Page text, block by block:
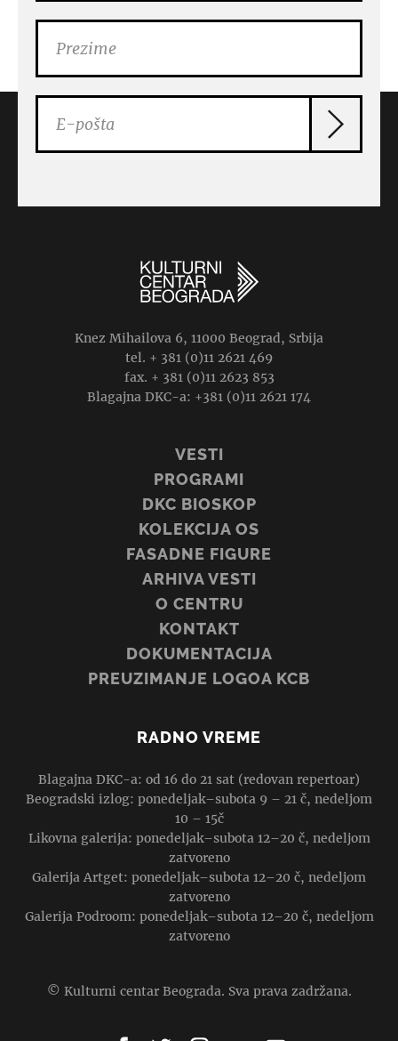
Knez Mihailova 6, 11000 Beograd, Srbija
tel. + 381 (0)11 2621 469
fax. + 381 (0)11 2623 853
Blagajna DKC-a: +381 (0)11 2621 174
VESTI
PROGRAMI
DKC BIOSKOP
KOLEKCIJA OS
FASADNE FIGURE
ARHIVA VESTI
O CENTRU
KONTAKT
DOKUMENTACIJA
PREUZIMANJE LOGOA KCB
RADNO VREME
Blagajna DKC-a: od 16 do 21 sat (redovan repertoar)
Beogradski izlog: ponedeljak–subota 9 – 21 č, nedeljom
10 – 15č
Likovna galerija: ponedeljak–subota 12–20 č, nedeljom
zatvoreno
Galerija Artget: ponedeljak–subota 12–20 č, nedeljom
zatvoreno
Galerija Podroom: ponedeljak–subota 12–20 č, nedeljom
zatvoreno
© Kulturni centar Beograda. Sva prava zadržana.